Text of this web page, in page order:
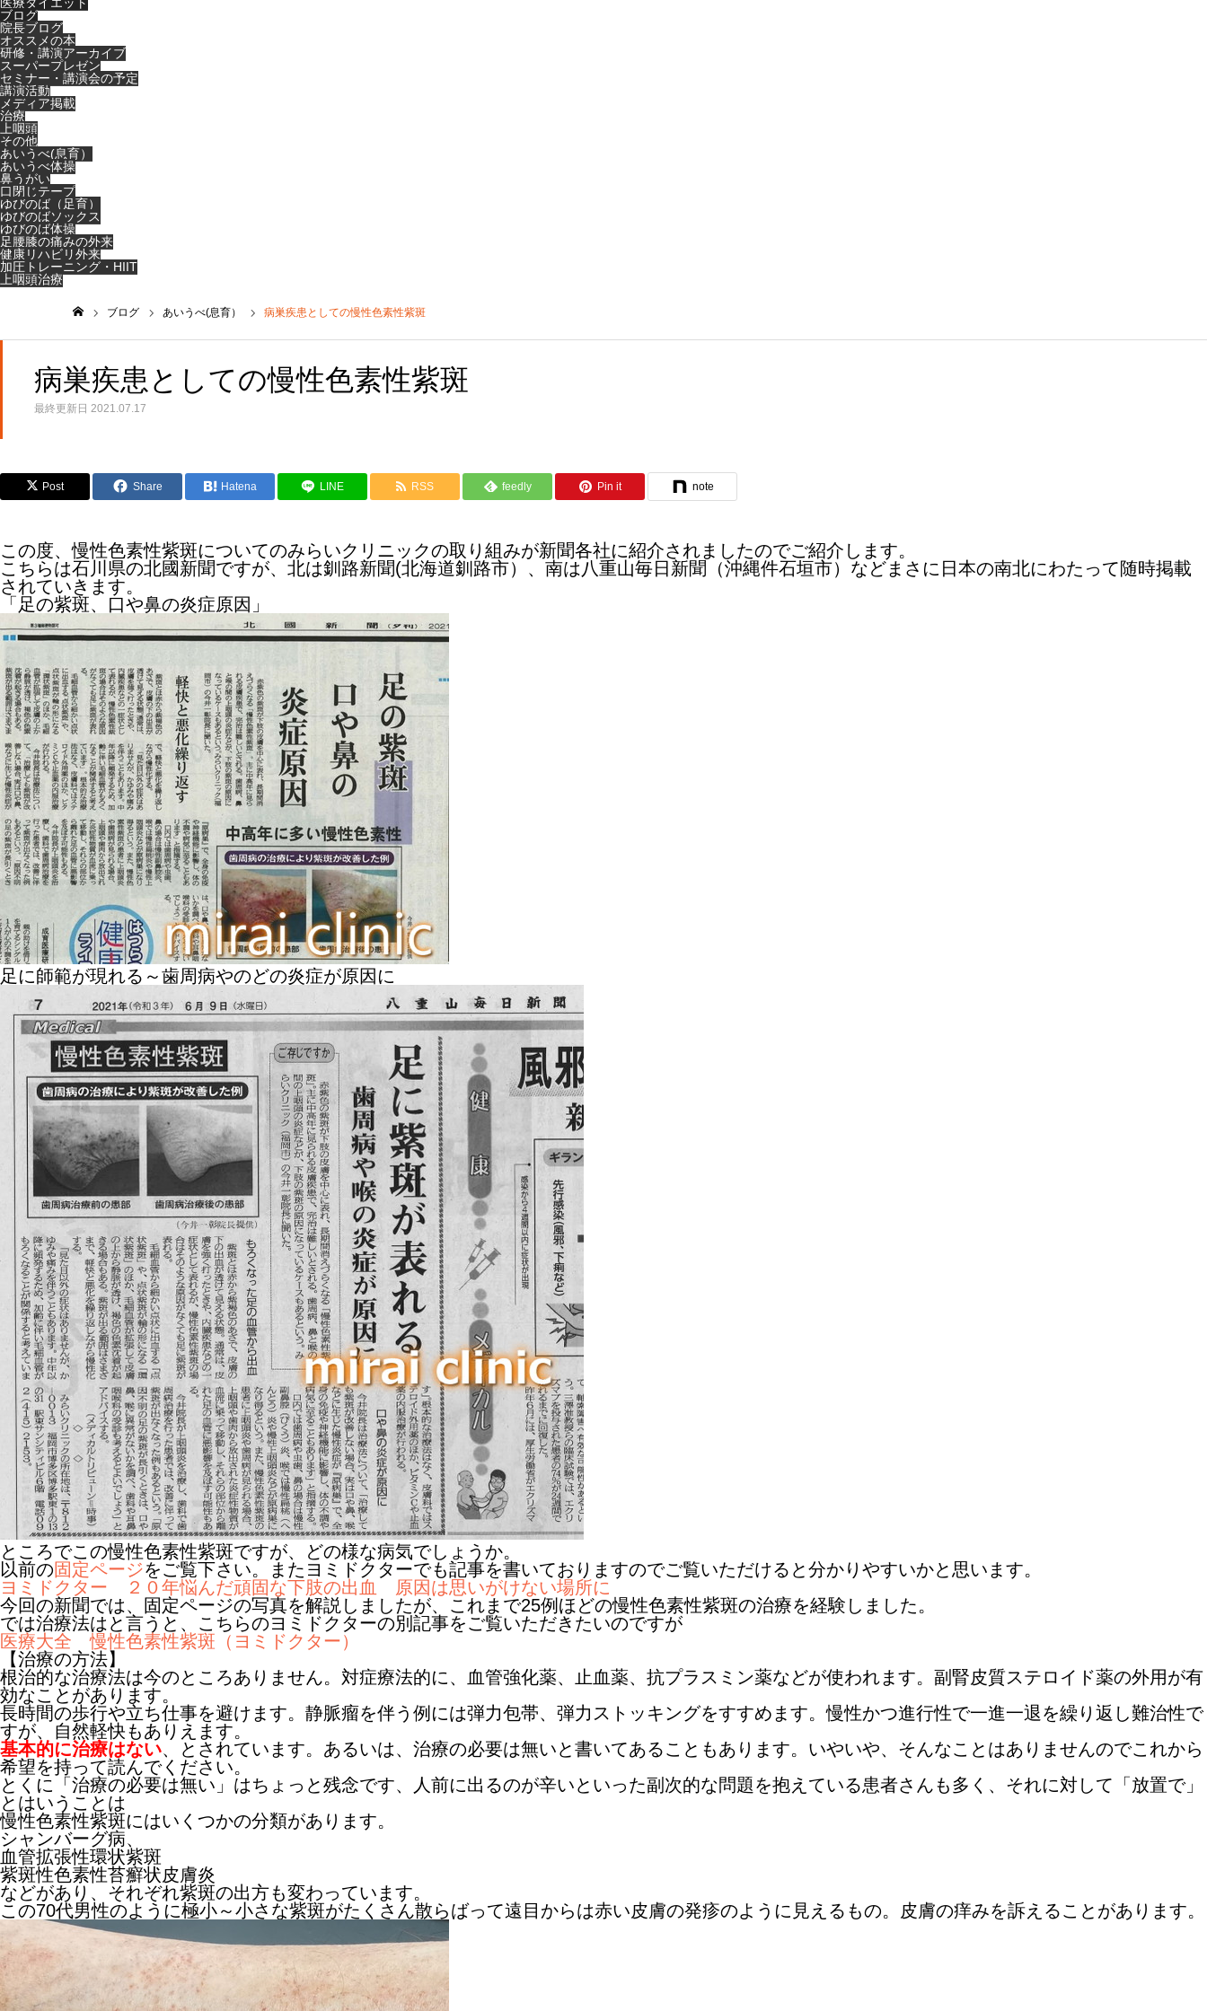
ブログ
院長ブログ
オススメの本
研修・講演アーカイブ
スーパープレゼン
セミナー・講演会の予定
講演活動
メディア掲載
治療
上咽頭
その他
あいうべ(息育）
あいうべ体操
鼻うがい
口閉じテープ
ゆびのば（足育）
ゆびのばソックス
ゆびのば体操
足腰膝の痛みの外来
健康リハビリ外来
加圧トレーニング・HIIT
上咽頭治療
ブログ あいうべ(息育） 病巣疾患としての慢性色素性紫斑
病巣疾患としての慢性色素性紫斑
最終更新日 2021.07.17
Post Share Hatena LINE RSS feedly Pin it note
この度、慢性色素性紫斑についてのみらいクリニックの取り組みが新聞各社に紹介されましたのでご紹介します。
こちらは石川県の北國新聞ですが、北は釧路新聞(北海道釧路市）、南は八重山毎日新聞（沖縄件石垣市）などまさに日本の南北にわたって随時掲載
されていきます。
「足の紫斑、口や鼻の炎症原因」
足に師範が現れる～歯周病やのどの炎症が原因に
ところでこの慢性色素性紫斑ですが、どの様な病気でしょうか。
以前の固定ページをご覧下さい。またヨミドクターでも記事を書いておりますのでご覧いただけると分かりやすいかと思います。
ヨミドクター ２０年悩んだ頑固な下肢の出血 原因は思いがけない場所に
今回の新聞では、固定ページの写真を解説しましたが、これまで25例ほどの慢性色素性紫斑の治療を経験しました。
では治療法はと言うと、こちらのヨミドクターの別記事をご覧いただきたいのですが
医療大全 慢性色素性紫斑（ヨミドクター）
【治療の方法】
根治的な治療法は今のところありません。対症療法的に、血管強化薬、止血薬、抗プラスミン薬などが使われます。副腎皮質ステロイド薬の外用が有
効なことがあります。
長時間の歩行や立ち仕事を避けます。静脈瘤を伴う例には弾力包帯、弾力ストッキングをすすめます。慢性かつ進行性で一進一退を繰り返し難治性で
すが、自然軽快もありえます。
基本的に治療はない、とされています。あるいは、治療の必要は無いと書いてあることもあります。いやいや、そんなことはありませんのでこれから
希望を持って読んでください。
とくに「治療の必要は無い」はちょっと残念です、人前に出るのが辛いといった副次的な問題を抱えている患者さんも多く、それに対して「放置で」
とはいうことは
慢性色素性紫斑にはいくつかの分類があります。
シャンバーグ病、
血管拡張性環状紫斑
紫斑性色素性苔癬状皮膚炎
などがあり、それぞれ紫斑の出方も変わっています。
この70代男性のように極小～小さな紫斑がたくさん散らばって遠目からは赤い皮膚の発疹のように見えるもの。皮膚の痒みを訴えることがあります。